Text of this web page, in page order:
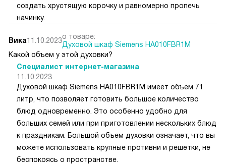
создать хрустящую корочку и равномерно пропечь
начинку.
Вика11.10.2023о товаре:
Духовой шкаф Siemens HA010FBR1M
Какой объем у этой духовки?
Специалист интернет-магазина
11.10.2023
Духовой шкаф Siemens HA010FBR1M имеет объем 71
литр, что позволяет готовить большое количество
блюд одновременно. Это особенно удобно для
больших семей или при приготовлении нескольких блюд
к праздникам. Большой объем духовки означает, что вы
можете использовать крупные противни и решетки, не
беспокоясь о пространстве.